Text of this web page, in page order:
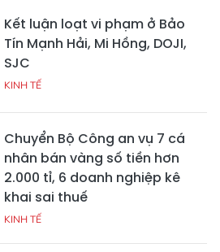
Kết luận loạt vi phạm ở Bảo
Tín Mạnh Hải, Mi Hồng, DOJI,
SJC
KINH TẾ
Chuyển Bộ Công an vụ 7 cá
nhân bán vàng số tiền hơn
2.000 tỉ, 6 doanh nghiệp kê
khai sai thuế
KINH TẾ